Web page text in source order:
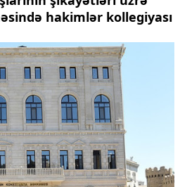
hakimlər kollegiyası